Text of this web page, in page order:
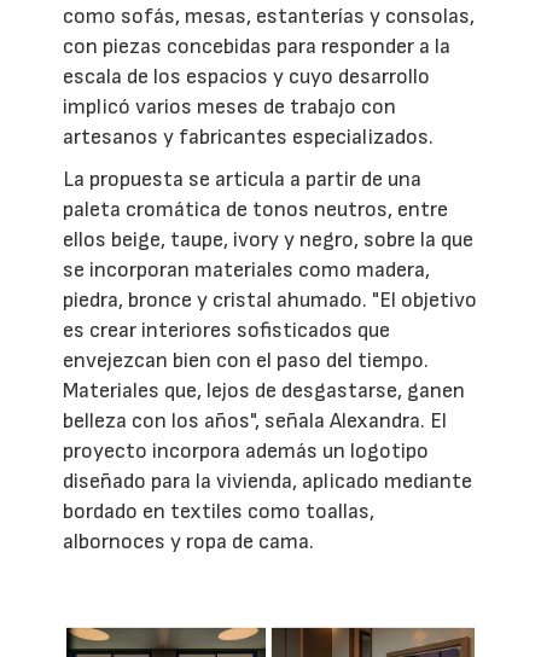
como sofás, mesas, estanterías y consolas,
con piezas concebidas para responder a la
escala de los espacios y cuyo desarrollo
implicó varios meses de trabajo con
artesanos y fabricantes especializados.
La propuesta se articula a partir de una
paleta cromática de tonos neutros, entre
ellos beige, taupe, ivory y negro, sobre la que
se incorporan materiales como madera,
piedra, bronce y cristal ahumado. "El objetivo
es crear interiores sofisticados que
envejezcan bien con el paso del tiempo.
Materiales que, lejos de desgastarse, ganen
belleza con los años", señala Alexandra. El
proyecto incorpora además un logotipo
diseñado para la vivienda, aplicado mediante
bordado en textiles como toallas,
albornoces y ropa de cama.